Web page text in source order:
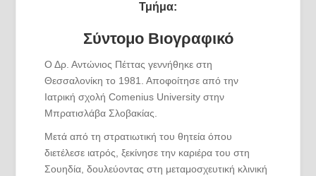
Τμήμα:
Σύντομο Βιογραφικό
Ο Δρ. Αντώνιος Πέττας γεννήθηκε στη
Θεσσαλονίκη το 1981. Αποφοίτησε από την
Ιατρική σχολή Comenius University στην
Μπρατισλάβα Σλοβακίας.
Μετά από τη στρατιωτική του θητεία όπου
διετέλεσε ιατρός, ξεκίνησε την καριέρα του στη
Σουηδία, δουλεύοντας στη μεταμοσχευτική κλινική